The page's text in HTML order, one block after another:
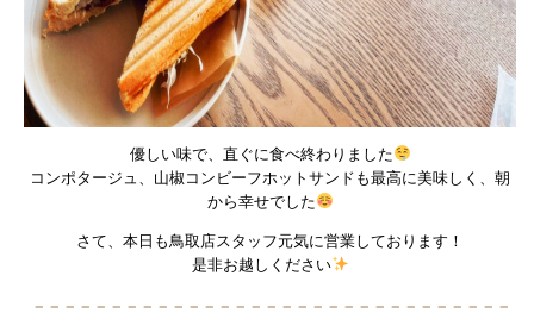
優しい味で、直ぐに食べ終わりました
コンポタージュ、山椒コンビーフホットサンドも最高に美味しく、朝
から幸せでした
さて、本日も鳥取店スタッフ元気に営業しております！
是非お越しください
－－－－－－－－－－－－－－－－－－－－－－－－－－－－－－－